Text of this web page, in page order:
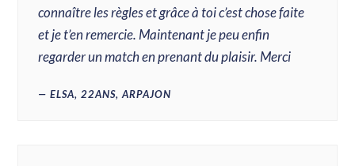
connaître les règles et grâce à toi c’est chose faite
et je t’en remercie. Maintenant je peu enfin
regarder un match en prenant du plaisir. Merci
ELSA, 22ANS, ARPAJON